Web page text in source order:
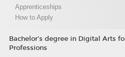
Apprenticeships
How to Apply
Bachelor’s degree in Digital Arts
Professions